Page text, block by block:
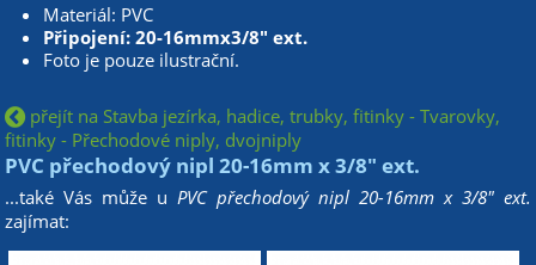
Materiál: PVC
Připojení: 20-16mmx3/8" ext.
Foto je pouze ilustrační.
přejít na Stavba jezírka, hadice, trubky, fitinky - Tvarovky,
fitinky - Přechodové niply, dvojniply
PVC přechodový nipl 20-16mm x 3/8" ext.
...také Vás může u PVC přechodový nipl 20-16mm x 3/8" ext.
zajímat: